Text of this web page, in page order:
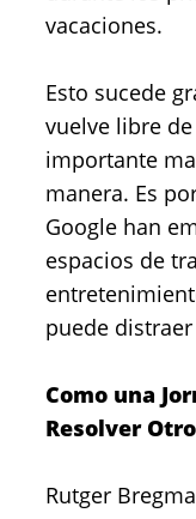
vacaciones.
Esto sucede
vuelve libre
importante
manera. Es
Google han
espacios de
puede
Como una
Resolver
Rutger